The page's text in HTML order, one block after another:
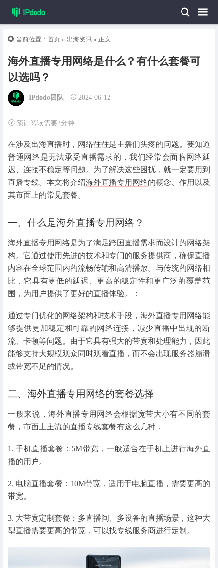
当前位置： 首页 » 出海资讯 » 正文
海外直播专用网络是什么？有什么套餐可
以选吗？
IPdodo团队 2024-06-12
预计阅读需要2分钟
在涉及出海直播时，网络往往是主播们头疼的问题。要知道
普通网络是无法承受直播需求的，我们经常会面临网络延
迟、连接不稳定等问题。为了解决这些困扰，就一定要用到
直播专线。本文将介绍海外直播专用网络的概念、作用以及
其市面上的常见套餐。
一、什么是海外直播专用网络？
海外直播专用网络是为了满足跨国直播需求而设计的网络架
构。它通过使用先进的技术和专门的服务提供商，确保直播
内容在全球范围内的流畅传输和高清播放。与传统的网络相
比，它具有更低的延迟、更高的稳定性和更广泛的覆盖范
围，为用户提供了更好的直播体验。：
通过专门优化的网络架构和技术手段，海外直播专用网络能
够提供更加稳定和可靠的网络连接，减少直播中出现的断
流、卡顿等问题。由于它具有强大的带宽和处理能力，因此
能够支持大规模观众同时观看直播，而不会出现服务器崩溃
或带宽不足的情况。
二、海外直播专用网络的套餐选择
一般来说，海外直播专用网络会根据宽带大小有不同的套
餐，市面上主流的直播专线套餐有这么几种：
1. 手机直播套餐：5M带宽，一般适合在手机上进行海外直
播的用户。
2. 电脑直播套餐：10M带宽，适用于电脑直播，需要更高的
带宽。
3. 大带宽定制套餐：多直播间、多设备的直播场景，这种大
型直播需要更高的带宽，可以找专线服务商进行定制。